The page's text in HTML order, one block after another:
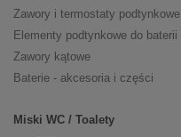
Zawory i termostaty podtynkowe
Elementy podtynkowe do baterii
Zawory kątowe
Baterie - akcesoria i części
Miski WC / Toalety